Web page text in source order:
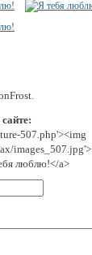
507.php'><img
images_507.jpg'>
люблю!</a>